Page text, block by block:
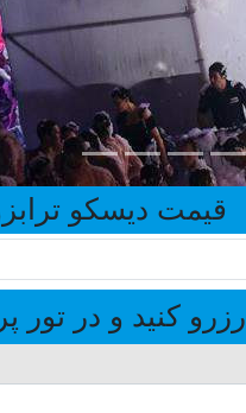
قیمت دیسکو ترابزون
رزرو کنید و در تور